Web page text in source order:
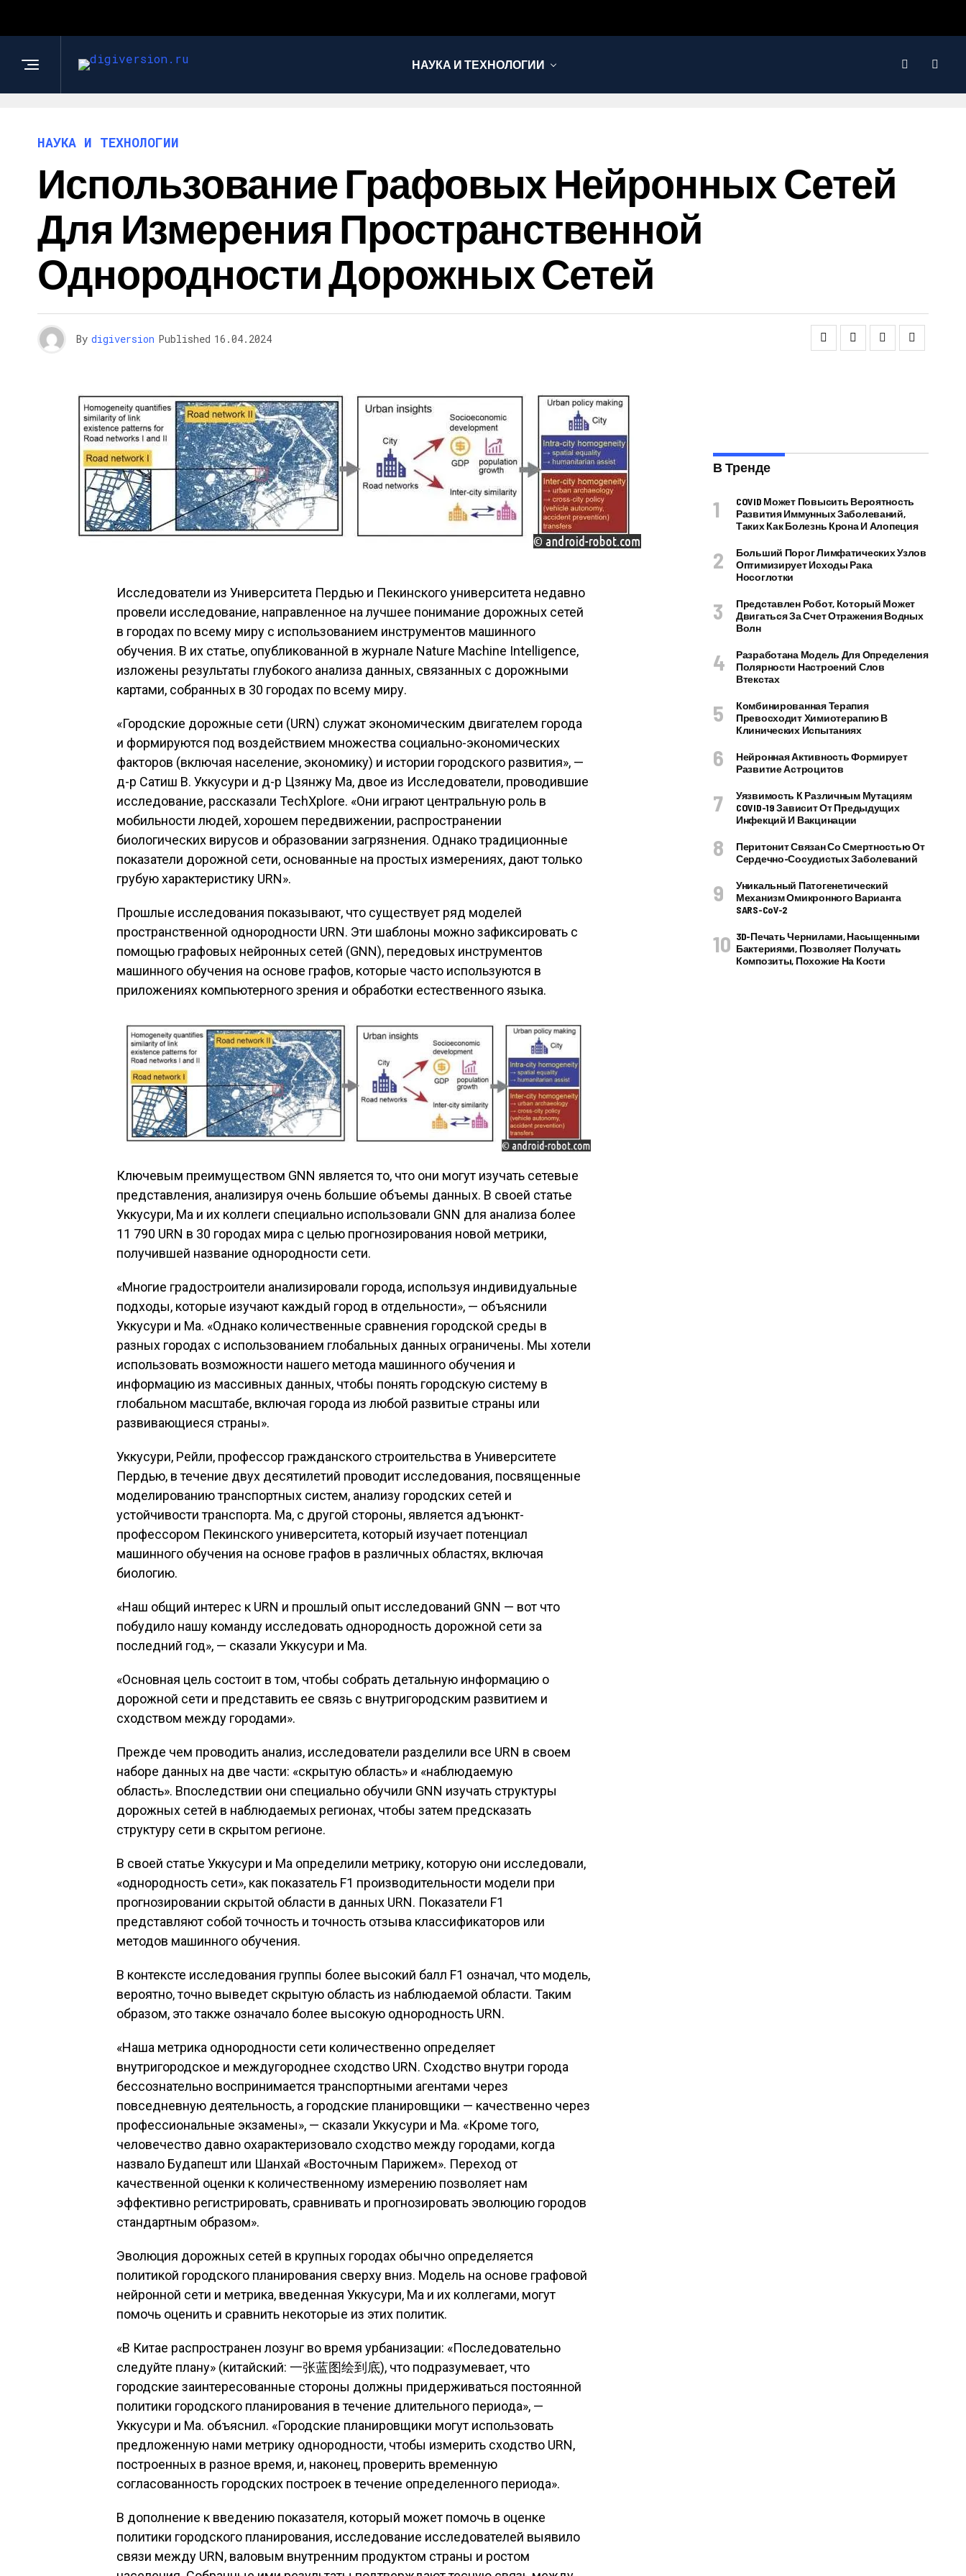
НАУКА И ТЕХНОЛОГИИ
НАУКА И ТЕХНОЛОГИИ
Использование Графовых Нейронных Сетей
Для Измерения Пространственной
Однородности Дорожных Сетей
By digiversion Published 16.04.2024
Исследователи из Университета Пердью и Пекинского университета недавно
провели исследование, направленное на лучшее понимание дорожных сетей
в городах по всему миру с использованием инструментов машинного
обучения. В их статье, опубликованной в журнале Nature Machine Intelligence,
изложены результаты глубокого анализа данных, связанных с дорожными
картами, собранных в 30 городах по всему миру.
«Городские дорожные сети (URN) служат экономическим двигателем города
и формируются под воздействием множества социально-экономических
факторов (включая население, экономику) и истории городского развития», —
д-р Сатиш В. Уккусури и д-р Цзянжу Ма, двое из Исследователи, проводившие
исследование, рассказали TechXplore. «Они играют центральную роль в
мобильности людей, хорошем передвижении, распространении
биологических вирусов и образовании загрязнения. Однако традиционные
показатели дорожной сети, основанные на простых измерениях, дают только
грубую характеристику URN».
Прошлые исследования показывают, что существует ряд моделей
пространственной однородности URN. Эти шаблоны можно зафиксировать с
помощью графовых нейронных сетей (GNN), передовых инструментов
машинного обучения на основе графов, которые часто используются в
приложениях компьютерного зрения и обработки естественного языка.
Ключевым преимуществом GNN является то, что они могут изучать сетевые
представления, анализируя очень большие объемы данных. В своей статье
Уккусури, Ма и их коллеги специально использовали GNN для анализа более
11 790 URN в 30 городах мира с целью прогнозирования новой метрики,
получившей название однородности сети.
«Многие градостроители анализировали города, используя индивидуальные
подходы, которые изучают каждый город в отдельности», — объяснили
Уккусури и Ма. «Однако количественные сравнения городской среды в
разных городах с использованием глобальных данных ограничены. Мы хотели
использовать возможности нашего метода машинного обучения и
информацию из массивных данных, чтобы понять городскую систему в
глобальном масштабе, включая города из любой развитые страны или
развивающиеся страны».
Уккусури, Рейли, профессор гражданского строительства в Университете
Пердью, в течение двух десятилетий проводит исследования, посвященные
моделированию транспортных систем, анализу городских сетей и
устойчивости транспорта. Ма, с другой стороны, является адъюнкт-
профессором Пекинского университета, который изучает потенциал
машинного обучения на основе графов в различных областях, включая
биологию.
«Наш общий интерес к URN и прошлый опыт исследований GNN — вот что
побудило нашу команду исследовать однородность дорожной сети за
последний год», — сказали Уккусури и Ма.
«Основная цель состоит в том, чтобы собрать детальную информацию о
дорожной сети и представить ее связь с внутригородским развитием и
сходством между городами».
Прежде чем проводить анализ, исследователи разделили все URN в своем
наборе данных на две части: «скрытую область» и «наблюдаемую
область». Впоследствии они специально обучили GNN изучать структуры
дорожных сетей в наблюдаемых регионах, чтобы затем предсказать
структуру сети в скрытом регионе.
В своей статье Уккусури и Ма определили метрику, которую они исследовали,
«однородность сети», как показатель F1 производительности модели при
прогнозировании скрытой области в данных URN. Показатели F1
представляют собой точность и точность отзыва классификаторов или
методов машинного обучения.
В контексте исследования группы более высокий балл F1 означал, что модель,
вероятно, точно выведет скрытую область из наблюдаемой области. Таким
образом, это также означало более высокую однородность URN.
«Наша метрика однородности сети количественно определяет
внутригородское и междугороднее сходство URN. Сходство внутри города
бессознательно воспринимается транспортными агентами через
повседневную деятельность, а городские планировщики — качественно через
профессиональные экзамены», — сказали Уккусури и Ма. «Кроме того,
человечество давно охарактеризовало сходство между городами, когда
назвало Будапешт или Шанхай «Восточным Парижем». Переход от
качественной оценки к количественному измерению позволяет нам
эффективно регистрировать, сравнивать и прогнозировать эволюцию городов
стандартным образом».
Эволюция дорожных сетей в крупных городах обычно определяется
политикой городского планирования сверху вниз. Модель на основе графовой
нейронной сети и метрика, введенная Уккусури, Ма и их коллегами, могут
помочь оценить и сравнить некоторые из этих политик.
«В Китае распространен лозунг во время урбанизации: «Последовательно
следуйте плану» (китайский: 一张蓝图绘到底), что подразумевает, что
городские заинтересованные стороны должны придерживаться постоянной
политики городского планирования в течение длительного периода», —
Уккусури и Ма. объяснил. «Городские планировщики могут использовать
предложенную нами метрику однородности, чтобы измерить сходство URN,
построенных в разное время, и, наконец, проверить временную
согласованность городских построек в течение определенного периода».
В дополнение к введению показателя, который может помочь в оценке
политики городского планирования, исследование исследователей выявило
связи между URN, валовым внутренним продуктом страны и ростом
В Тренде
COVID Может Повысить Вероятность
Развития Иммунных Заболеваний,
Таких Как Болезнь Крона И Алопеция
Больший Порог Лимфатических Узлов
Оптимизирует Исходы Рака
Носоглотки
Представлен Робот, Который Может
Двигаться За Счет Отражения Водных
Волн
Разработана Модель Для Определения
Полярности Настроений Слов
Втекстах
Комбинированная Терапия
Превосходит Химиотерапию В
Клинических Испытаниях
Нейронная Активность Формирует
Развитие Астроцитов
Уязвимость К Различным Мутациям
COVID-19 Зависит От Предыдущих
Инфекций И Вакцинации
Перитонит Связан Со Смертностью От
Сердечно-Сосудистых Заболеваний
Уникальный Патогенетический
Механизм Омикронного Варианта
SARS-CoV-2
3D-Печать Чернилами, Насыщенными
Бактериями, Позволяет Получать
Композиты, Похожие На Кости